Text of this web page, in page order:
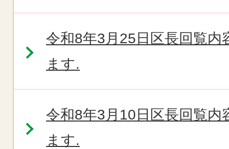
令和8年3月25日区長回覧
ます.
令和8年3月10日区長回覧
ます.